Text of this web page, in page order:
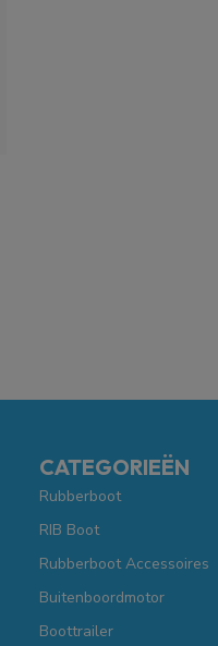
CATEGORIEËN
Rubberboot
RIB Boot
Rubberboot Accessoires
Buitenboordmotor
Boottrailer